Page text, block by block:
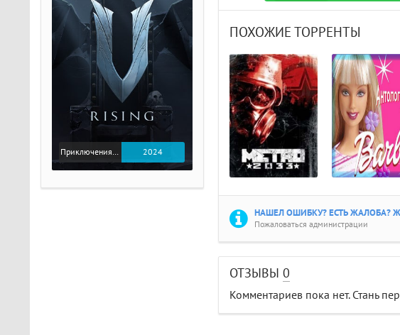
ПОХОЖИЕ ТОРРЕНТЫ
НАШЕЛ ОШИБКУ? ЕСТЬ ЖАЛОБА?
Пожаловаться администрации
ОТЗЫВЫ 0
Комментариев пока нет. Стань
Приключения / Экшен 2024